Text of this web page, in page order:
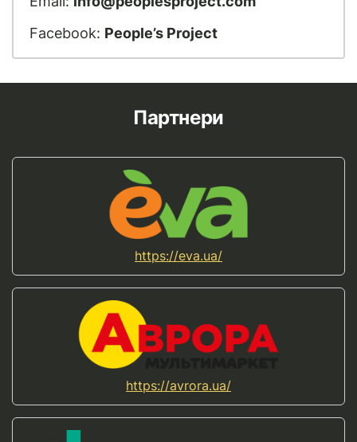
Facebook: People’s Project
Партнери
https://eva.ua/
https://avrora.ua/